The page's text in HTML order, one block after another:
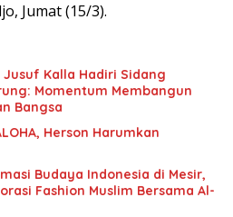
Jumat (15/3).
Jusuf Kalla Hadiri Sidang
Momentum Membangun
Bangsa
Herson Harumkan
Budaya Indonesia di Mesir,
Fashion Muslim Bersama Al-